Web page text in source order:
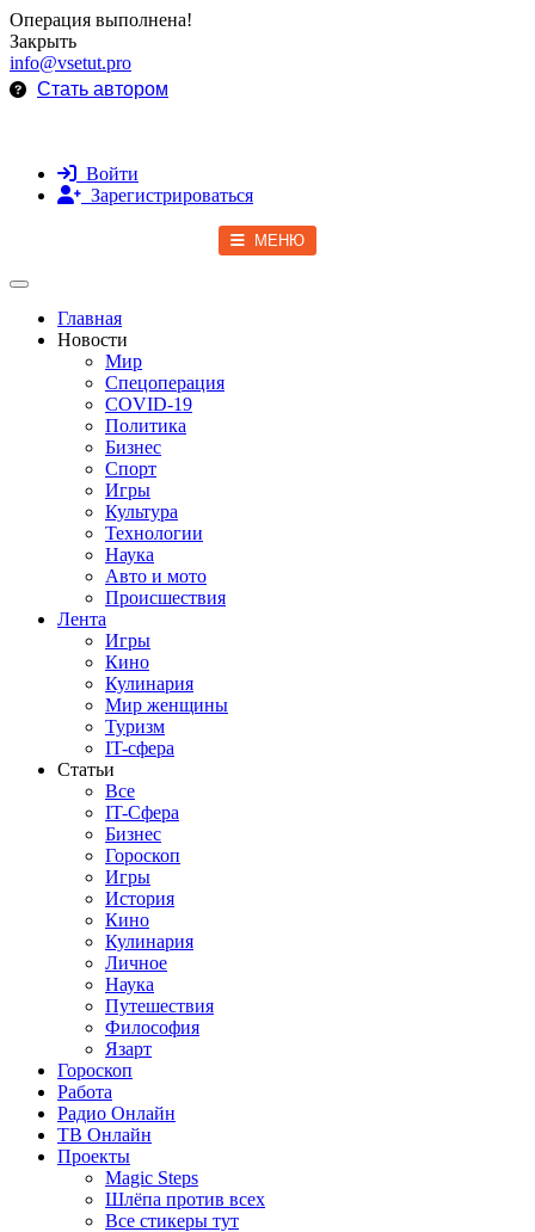
Операция выполнена!
Закрыть
info@vsetut.pro
Стать автором
Войти
Зарегистрироваться
МЕНЮ
Toggle navigation
Главная
Новости
Мир
Спецоперация
COVID-19
Политика
Бизнес
Спорт
Игры
Культура
Технологии
Наука
Авто и мото
Происшествия
Лента
Игры
Кино
Кулинария
Мир женщины
Туризм
IT-сфера
Статьи
Все
IT-Сфера
Бизнес
Гороскоп
Игры
История
Кино
Кулинария
Личное
Наука
Путешествия
Философия
Язарт
Гороскоп
Работа
Радио Онлайн
ТВ Онлайн
Проекты
Magic Steps
Шлёпа против всех
Все стикеры тут